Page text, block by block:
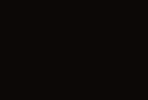
importantes de
Conoce nuestro